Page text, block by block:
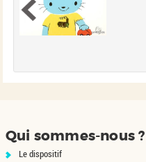
Qui sommes-nous ?
Le dispositif